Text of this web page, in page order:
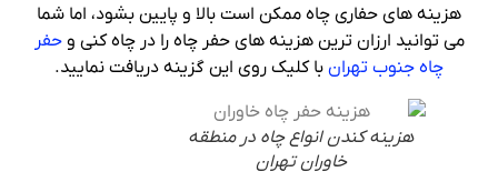
هزینه های حفاری چاه ممکن است بالا و پایین بشود، اما شما
می توانید ارزان ترین هزینه های حفر چاه را در چاه کنی وحفر
چاه جنوب تهران با کلیک روی این گزینه دریافت نمایید.
هزینه کندن انواع چاه در منطقه
خاوران تهران